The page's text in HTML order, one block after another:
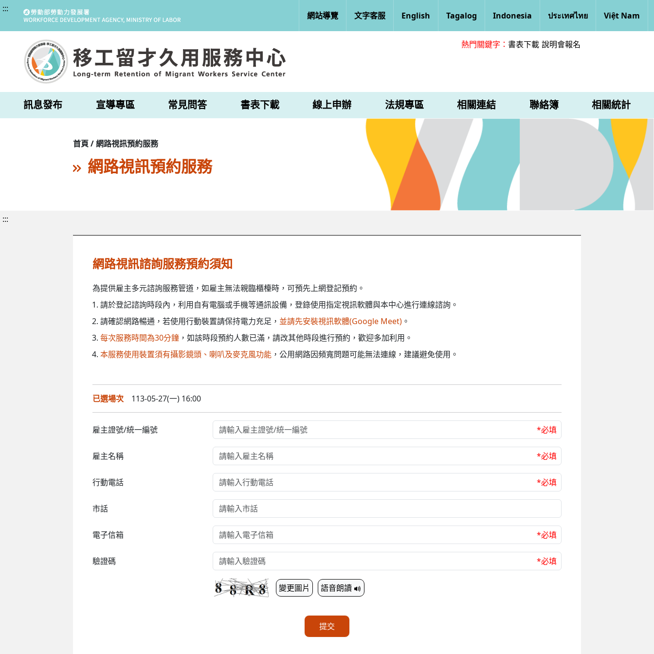
:::
網站導覽 文字客服 English Tagalog Indonesia ประเทศไทย Việt Nam
熱門關鍵字： 書表下載 說明會報名
訊息發布 宣導專區 常見問答 書表下載 線上申辦 法規專區 相關連結 聯絡簿 相關統計
首頁 / 網路視訊預約服務
網路視訊預約服務
:::
網路視訊諮詢服務預約須知
為提供雇主多元諮詢服務管道，如雇主無法親臨櫃檯時，可預先上網登記預約。
請於登記諮詢時段內，利用自有電腦或手機等通訊設備，登錄使用指定視訊軟體與本中心進行連線諮詢。
請確認網路暢通，若使用行動裝置請保持電力充足， 並請先安裝視訊軟體(Google Meet) 。
每次服務時間為30分鐘 ，如該時段預約人數已滿，請改其他時段進行預約，歡迎多加利用。
本服務使用裝置須有攝影鏡頭、喇叭及麥克風功能 ，公用網路因頻寬問題可能無法連線，建議避免使用。
已選場次 113-05-27(一) 16:00
雇主證號/統一編號 *必填
雇主名稱 *必填
行動電話 *必填
市話
電子信箱 *必填
驗證碼 *必填
變更圖片 語音朗讀
提交